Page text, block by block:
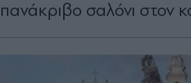
πανάκριβο σαλόνι στον